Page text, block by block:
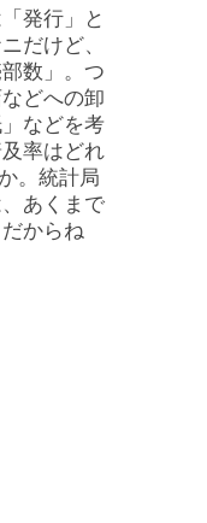
発行」と
だけど、
数」。つ
どへの卸
などを考
率はどれ
。統計局
あくまで
からね